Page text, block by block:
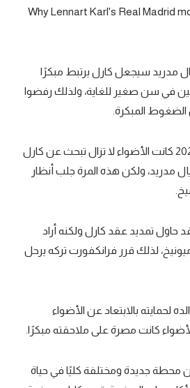
مدريد سيجعل كارل يرتبط مبكرًا
في سن صغير للغاية، ولذلك رفضوا
المبكرة.
بعد 4 سنوات وفي عام 2022 كانت الأضواء لا تزال تبحث عن كارل
مدريد، ولكن هذه المرة جلب أنظار
حاول تمديد عقد كارل ولكنه أراد
ميونيخ، لذلك قرر فرانكفورت تركه يرحل
والده لحمايته بالابتعاد عن الأضواء
كانت مصرة على ملاحقته مبكرًا.
محطة جديدة ومختلفة كليًا في حياة